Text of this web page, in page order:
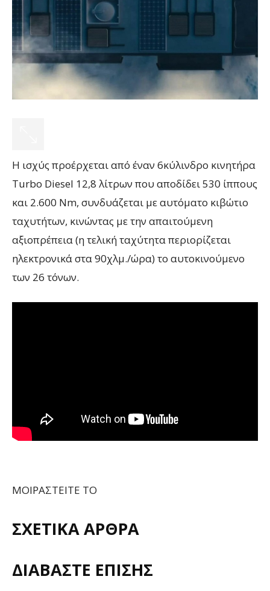
Η ισχύς προέρχεται από έναν 6κύλινδρο κινητήρα
Turbo Diesel 12,8 λίτρων που αποδίδει 530 ίππους
και 2.600 Nm, συνδυάζεται με αυτόματο κιβώτιο
ταχυτήτων, κινώντας με την απαιτούμενη
αξιοπρέπεια (η τελική ταχύτητα περιορίζεται
ηλεκτρονικά στα 90χλμ./ώρα) το αυτοκινούμενο
των 26 τόνων.
ΜΟΙΡΑΣΤΕΙΤΕ ΤΟ
ΣΧΕΤΙΚΑ ΑΡΘΡΑ
ΔΙΑΒΑΣΤΕ ΕΠΙΣΗΣ